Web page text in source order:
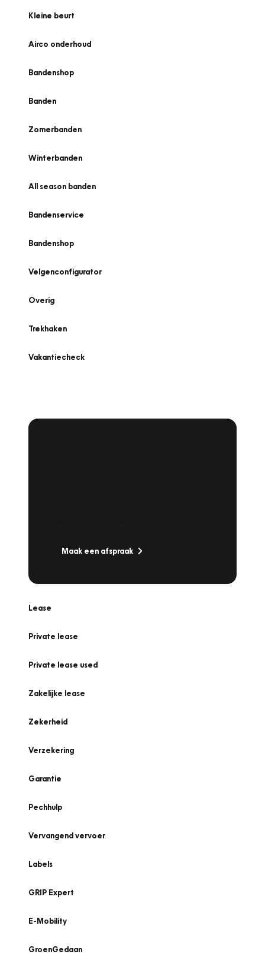
Kleine beurt
Airco onderhoud
Bandenshop
Banden
Zomerbanden
Winterbanden
All season banden
Bandenservice
Bandenshop
Velgenconfigurator
Overig
Trekhaken
Vakantiecheck
Maak een afspraak
Lease
Private lease
Private lease used
Zakelijke lease
Zekerheid
Verzekering
Garantie
Pechhulp
Vervangend vervoer
Labels
GRIP Expert
E-Mobility
GroenGedaan